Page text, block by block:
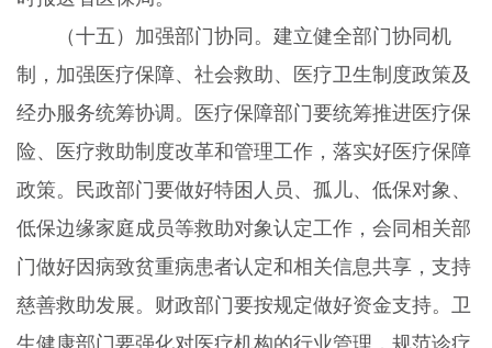
（十五）加强部门协同。建立健全部门协同机
制，加强医疗保障、社会救助、医疗卫生制度政策及
经办服务统筹协调。医疗保障部门要统筹推进医疗保
险、医疗救助制度改革和管理工作，落实好医疗保障
政策。民政部门要做好特困人员、孤儿、低保对象、
低保边缘家庭成员等救助对象认定工作，会同相关部
门做好因病致贫重病患者认定和相关信息共享，支持
慈善救助发展。财政部门要按规定做好资金支持。卫
生健康部门要强化对医疗机构的行业管理，规范诊疗